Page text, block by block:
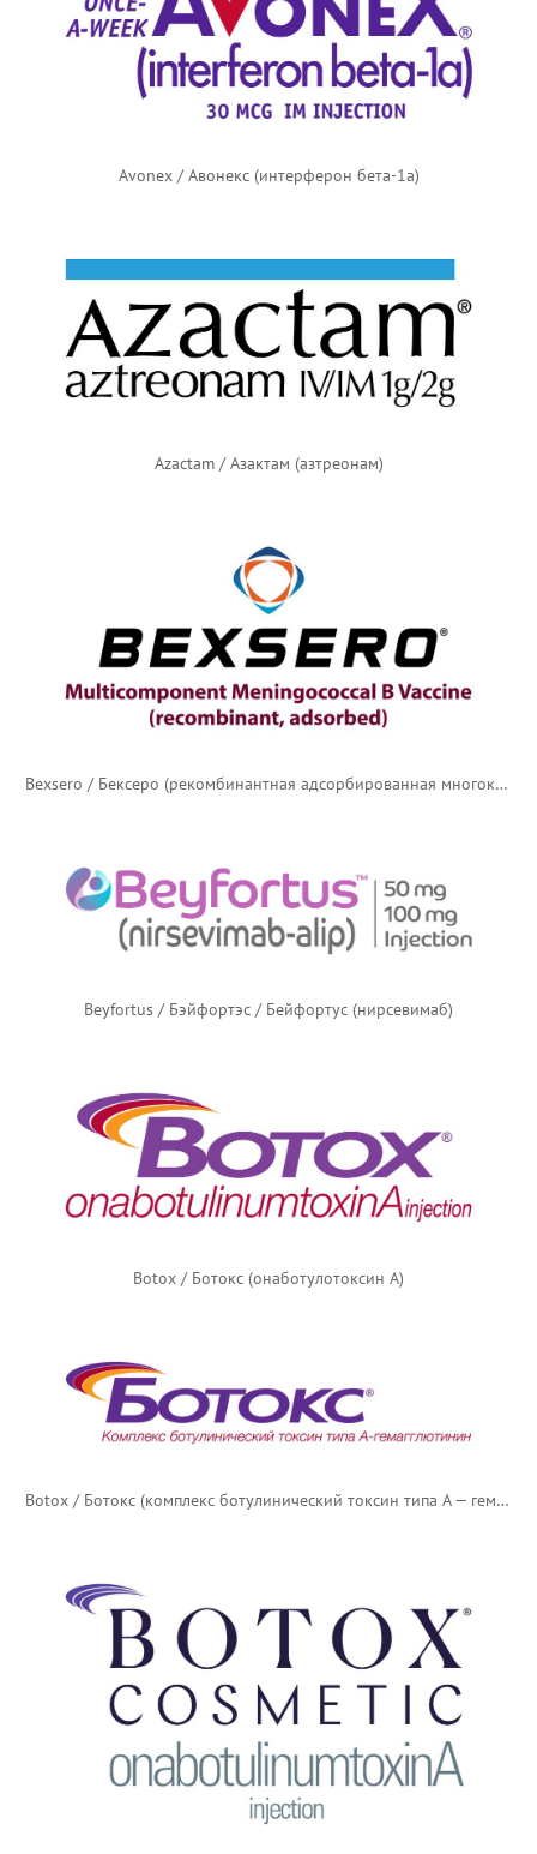
Avonex / Авонекс (интерферон бета-1а)
Azactam / Азактам (азтреонам)
Bexsero / Бексеро (рекомбинантная адсорбированная многокомпонентная менингококковая (серогруппы B) вакцина)
Beyfortus / Бэйфортэс / Бейфортус (нирсевимаб)
Botox / Ботокс (онаботулотоксин А)
Botox / Ботокс (комплекс ботулинический токсин типа А — гемагглютинин) — русский логотип